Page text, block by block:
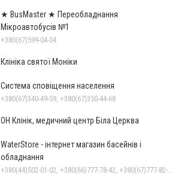
★ BusMaster ★ Переобладнання
Мікроавтобусів №1
+380(67)599-04-04
Клініка святої Моніки
Система сповіщення населення
+380(67)340-49-59, +380(67)350-44-68
ОН Клінік, медичний центр Біла Церква
WaterStore - інтернет магазин басейнів і
обладнання